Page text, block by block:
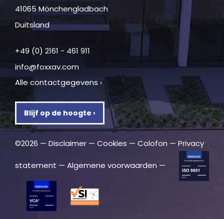
41065 Mönchengladbach
Duitsland
+49 (0) 2161 - 461 911
info@foxxav.com
Alle contactgegevens ›
Blijf op de hoogte ›
©2026 — Disclaimer — Cookies — Colofon — Privacy
statement — Algemene voorwaarden —